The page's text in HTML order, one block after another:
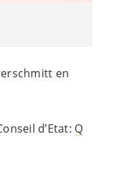
en
d’Etat: Q